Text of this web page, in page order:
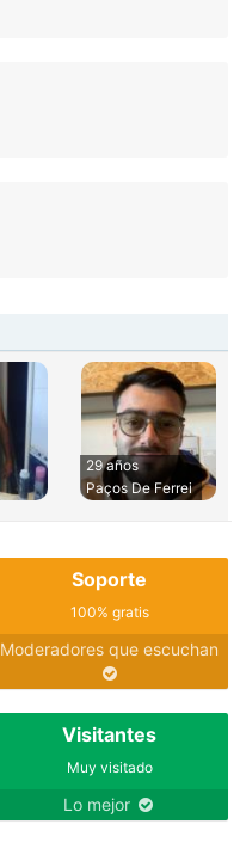
29 años
Paços De Ferrei
Soporte
100% gratis
Moderadores que escuchan
Visitantes
Muy visitado
Lo mejor